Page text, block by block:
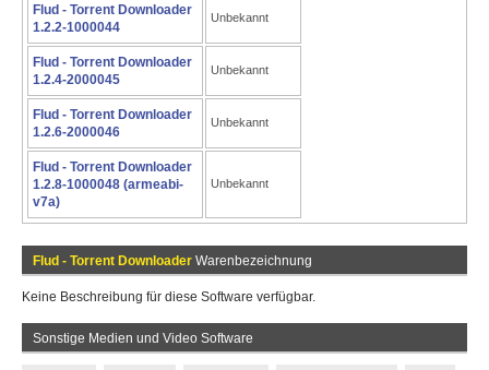
Flud - Torrent Downloader
1.2.2-1000044
Unbekannt
Flud - Torrent Downloader
1.2.4-2000045
Unbekannt
Flud - Torrent Downloader
1.2.6-2000046
Unbekannt
Flud - Torrent Downloader
1.2.8-1000048 (armeabi-
v7a)
Unbekannt
Flud - Torrent Downloader Warenbezeichnung
Keine Beschreibung für diese Software verfügbar.
Sonstige Medien und Video Software